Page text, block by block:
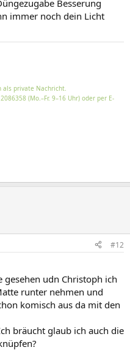
Besserung
immer noch dein Licht
als private Nachricht.
(Mo.–Fr. 9–16 Uhr) oder per E-
#12
gesehen udn Christoph ich
runter nehmen und
komisch aus da mit den
bräucht glaub ich auch die